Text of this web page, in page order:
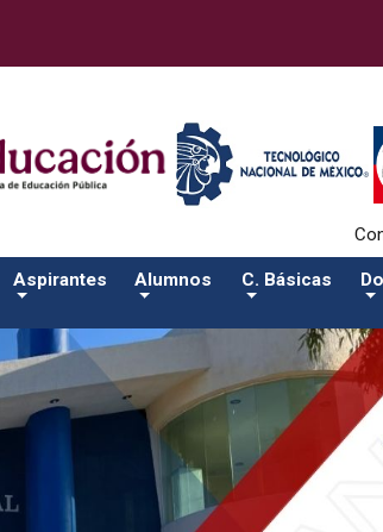
43-alumnos/plantilla_tecnmSalida del
Aspirantes Alumnos C. Básicas